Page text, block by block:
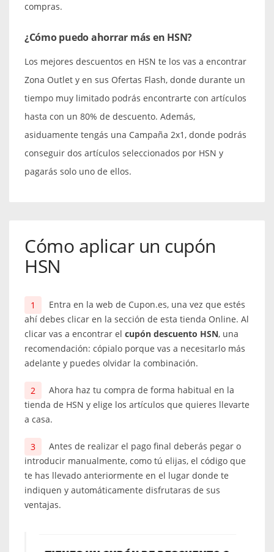
compras.
¿Cómo puedo ahorrar más en HSN?
Los mejores descuentos en HSN te los vas a encontrar
Zona Outlet y en sus Ofertas Flash, donde durante un
tiempo muy limitado podrás encontrarte con artículos
hasta con un 80% de descuento. Además,
asiduamente tengás una Campaña 2x1, donde podrás
conseguir dos artículos seleccionados por HSN y
pagarás solo uno de ellos.
Cómo aplicar un cupón
HSN
Entra en la web de Cupon.es, una vez que estés
ahí debes clicar en la sección de esta tienda Online. Al
clicar vas a encontrar el cupón descuento HSN, una
recomendación: cópialo porque vas a necesitarlo más
adelante y puedes olvidar la combinación.
Ahora haz tu compra de forma habitual en la
tienda de HSN y elige los artículos que quieres llevarte
a casa.
Antes de realizar el pago final deberás pegar o
introducir manualmente, como tú elijas, el código que
te has llevado anteriormente en el lugar donde te
indiquen y automáticamente disfrutaras de sus
ventajas.